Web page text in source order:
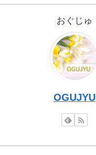
おぐじゅ
OGUJYU